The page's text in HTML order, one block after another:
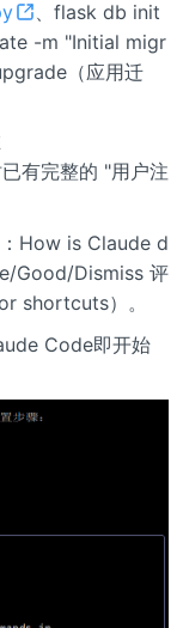
、flask db init
-m "Initial migr
（应用迁
有完整的 "用户注
How is Claude d
Good/Dismiss 评
shortcuts）。
Code即开始